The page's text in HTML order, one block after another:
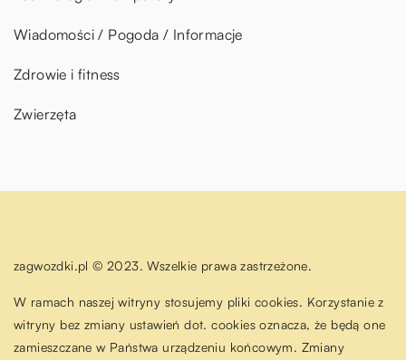
Wiadomości / Pogoda / Informacje
Zdrowie i fitness
Zwierzęta
zagwozdki.pl © 2023. Wszelkie prawa zastrzeżone.
W ramach naszej witryny stosujemy pliki cookies. Korzystanie z
witryny bez zmiany ustawień dot. cookies oznacza, że będą one
zamieszczane w Państwa urządzeniu końcowym. Zmiany